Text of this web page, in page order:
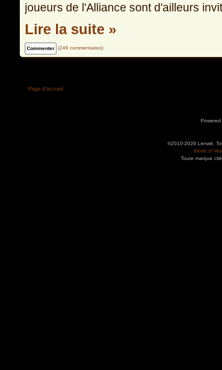
joueurs de l'Alliance sont d'ailleurs
Lire la suite »
(246 commentaires)
Page d'accueil
©2010-2026 Lenwë.
World of
Toute marque